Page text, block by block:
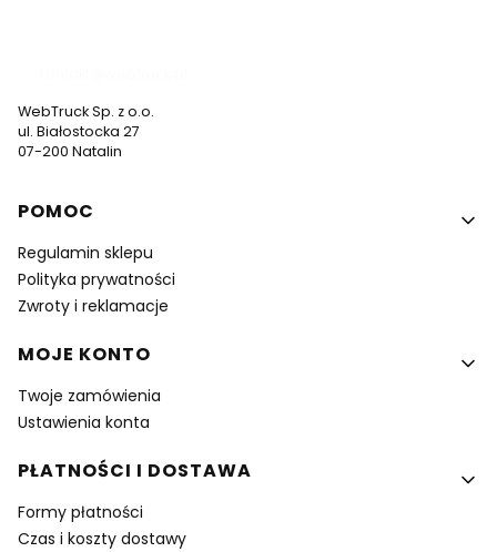
WebTruck Sp. z o.o.
ul. Białostocka 27
07-200 Natalin
Linki w stopce
POMOC
Regulamin sklepu
Polityka prywatności
Zwroty i reklamacje
MOJE KONTO
Twoje zamówienia
Ustawienia konta
PŁATNOŚCI I DOSTAWA
Formy płatności
Czas i koszty dostawy